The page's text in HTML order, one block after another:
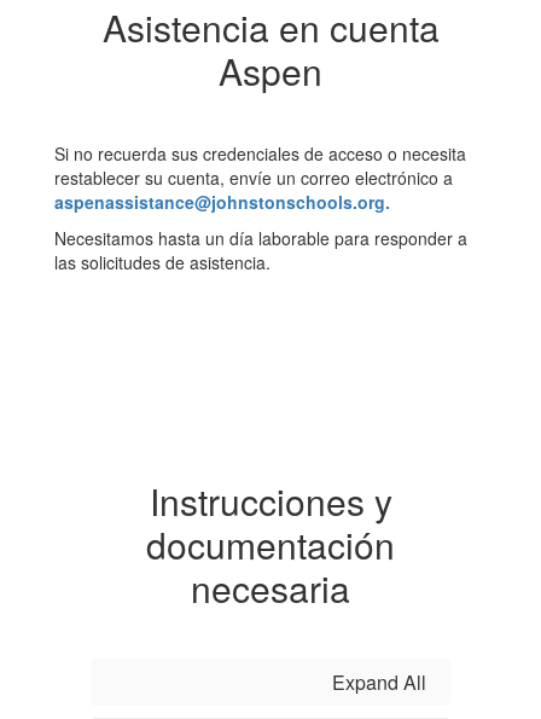
Asistencia en cuenta
Aspen
Si no recuerda sus credenciales de acceso o necesita
restablecer su cuenta, envíe un correo electrónico a
aspenassistance@johnstonschools.org.
Necesitamos hasta un día laborable para responder a
las solicitudes de asistencia.
Instrucciones y
documentación
necesaria
Expand All